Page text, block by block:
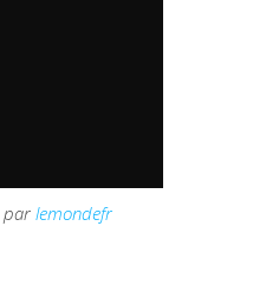
par lemondefr